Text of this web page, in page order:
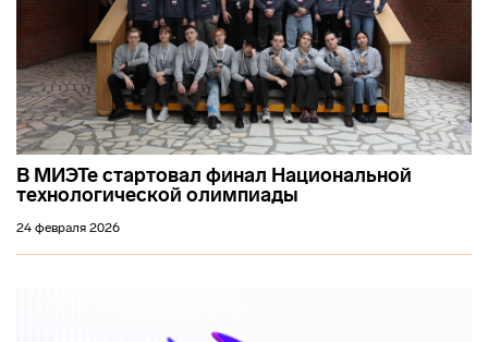
В МИЭТе стартовал финал Национальной
технологической олимпиады
24 февраля 2026